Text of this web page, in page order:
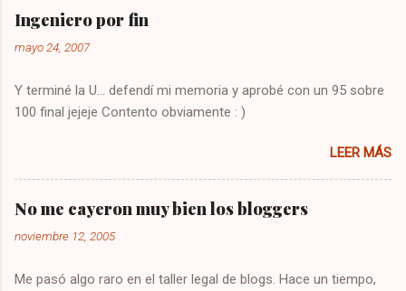
en google y encontré la solución : Presionar
una vez la tecla CBL Presionar sin soltar la
Dejo constancia de la solución por si alguien
más tiene el mismo problema, y también para
Ingeniero por fin
mayo 24, 2007
Y terminé la U... defendí mi memoria y aprobé con un 95 sobre
100 final jejeje Contento obviamente : )
LEER MÁS
No me cayeron muy bien los bloggers
noviembre 12, 2005
Me pasó algo raro en el taller legal de blogs. Hace un tiempo,